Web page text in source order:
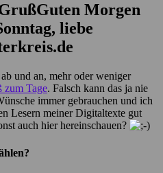
Guten Morgen
liebe
und an, mehr oder weniger
zum Tage. Falsch kann das ja nie
immer gebrauchen und ich
Lesern meiner Digitaltexte gut
auch hier hereinschauen?